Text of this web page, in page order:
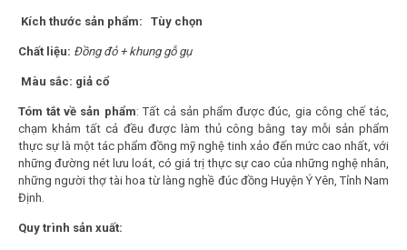
Kích thước sản phẩm: Tùy chọn
Chất liệu: Đồng đỏ + khung gỗ gụ
Màu sắc: giả cổ
Tóm tắt về sản phẩm: Tất cả sản phẩm được đúc, gia công chế tác,
chạm khảm tất cả đều được làm thủ công bằng tay mỗi sản phẩm
thực sự là một tác phẩm đồng mỹ nghệ tinh xảo đến mức cao nhất, với
những đường nét lưu loát, có giá trị thực sự cao của những nghệ nhân,
những người thợ tài hoa từ làng nghề đúc đồng Huyện Ý Yên, Tỉnh Nam
Định.
Quy trình sản xuất: